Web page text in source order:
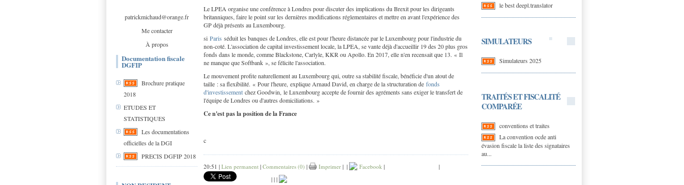
patrickmichaud@orange.fr
Me contacter
À propos
Documentation fiscale
DGFIP
Brochure pratique
2018
ETUDES ET
STATISTIQUES
Les documentations
officielles de la DGI
PRECIS DGFIP 2018
le best deepl.translator
SIMULATEURS
Simulateurs 2025
TRAITÉS ET FISCALITÉ
COMPARÉE
conventions et traites
La convention ocde anti
évasion fiscale la liste des signataires
au...
Le LPEA organise une conférence à Londres pour discuter des implications du Brexit pour les dirigeants
britanniques, faire le point sur les dernières modifications réglementaires et mettre en avant l'expérience des
GP déjà présents au Luxembourg.
si Paris séduit les banques de Londres, elle est pour l'heure distancée par le Luxembourg pour l'industrie du
non-coté. L'association de capital investissement locale, la LPEA, se vante déjà d'accueillir 19 des 20 plus gros
fonds dans le monde, comme Blackstone, Carlyle, KKR ou Apollo. En 2017, elle n'en recensait que 13. « Il
ne manque que Softbank », se félicite l'association.
Le mouvement profite naturellement au Luxembourg qui, outre sa stabilité fiscale, bénéficie d'un atout de
taille : sa flexibilité. « Pour l'heure, explique Arnaud David, en charge de la structuration de fonds
d'investissement chez Goodwin, le Luxembourg accepte de fournir des agréments sans exiger le transfert de
l'équipe de Londres ou d'autres domiciliations. »
Ce n'est pas la position de la France
c
20:51 | Lien permanent | Commentaires (0) | Imprimer | | Facebook |
|
| | |